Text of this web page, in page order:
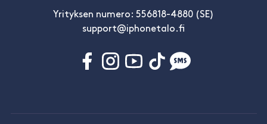
Yrityksen numero: 556818-4880 (SE)
support@iphonetalo.fi